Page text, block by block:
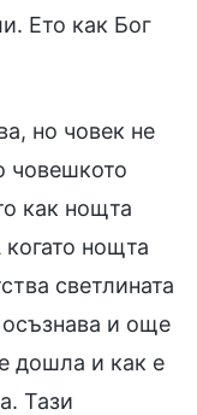
Ето как Бог
но човек не
човешкото
как нощта
нощта
светлината
и още
дошла и как е
Тази